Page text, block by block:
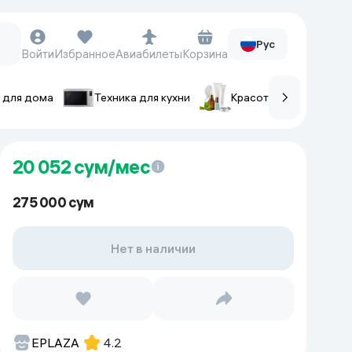
Смарт-часы
Наручные часы
Ремешки для часов
Фотоаппараты и видеокамеры
Экшен-камеры
ВойтиИзбранноеАвиабилетыКорзина
Рус
для дома Техника для кухни Красота и уход
20 052сум/мес
275 000 сум
Нет в наличии
EPLAZA 4.2